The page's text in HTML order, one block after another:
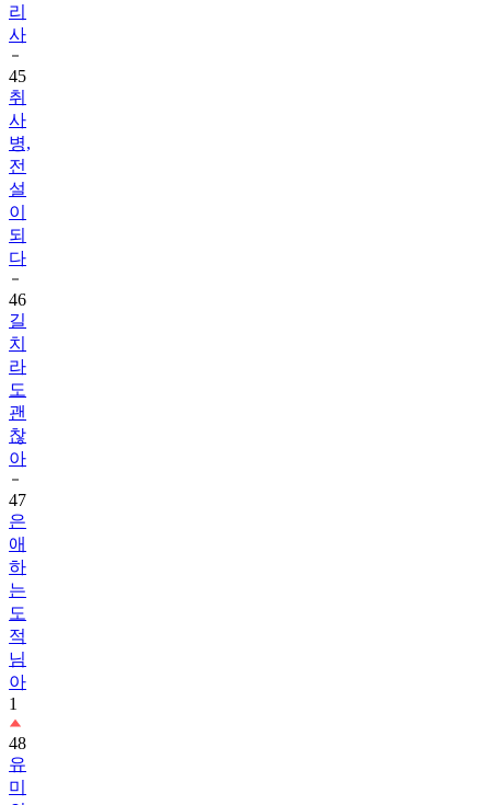
리
사
45
취
사
병,
전
설
이
되
다
46
길
치
라
도
괜
찮
아
47
은
애
하
는
도
적
님
아
1
48
유
미